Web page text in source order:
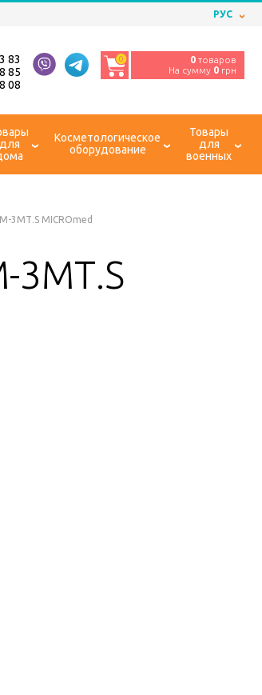
РУС
83
85
08
0 0 товаров
На сумму 0 грн
для
Косметологическое
оборудование
Товары
для
военных
3МТ.S MICROmed
3МТ.S